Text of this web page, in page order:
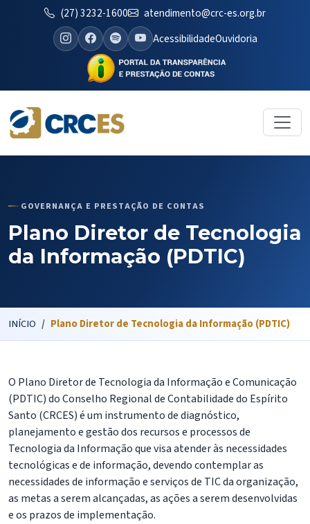
(27) 3232-1600
atendimento@crc-es.org.br
AcessibilidadeOuvidoria
GOVERNANÇA E PRESTAÇÃO DE CONTAS
Plano Diretor de Tecnologia
da Informação (PDTIC)
INÍCIO Plano Diretor de Tecnologia da Informação (PDTIC)
O Plano Diretor de Tecnologia da Informação e Comunicação
(PDTIC) do Conselho Regional de Contabilidade do Espírito
Santo (CRCES) é um instrumento de diagnóstico,
planejamento e gestão dos recursos e processos de
Tecnologia da Informação que visa atender às necessidades
tecnológicas e de informação, devendo contemplar as
necessidades de informação e serviços de TIC da organização,
as metas a serem alcançadas, as ações a serem desenvolvidas
e os prazos de implementação.